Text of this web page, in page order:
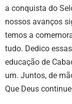
a conquista do
nossos avanços
temos a
tudo. Dedico
educação de
um. Juntos, de
Que Deus